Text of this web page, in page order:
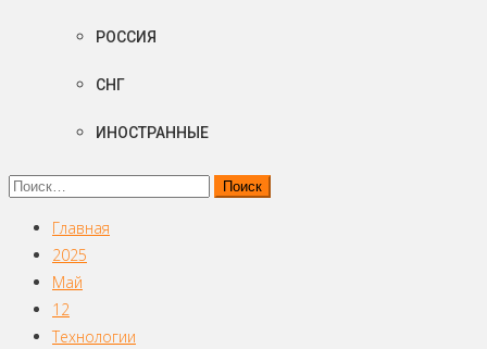
РОССИЯ
СНГ
ИНОСТРАННЫЕ
Найти:
Главная
2025
Май
12
Технологии